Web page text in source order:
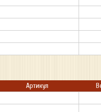
Артикул